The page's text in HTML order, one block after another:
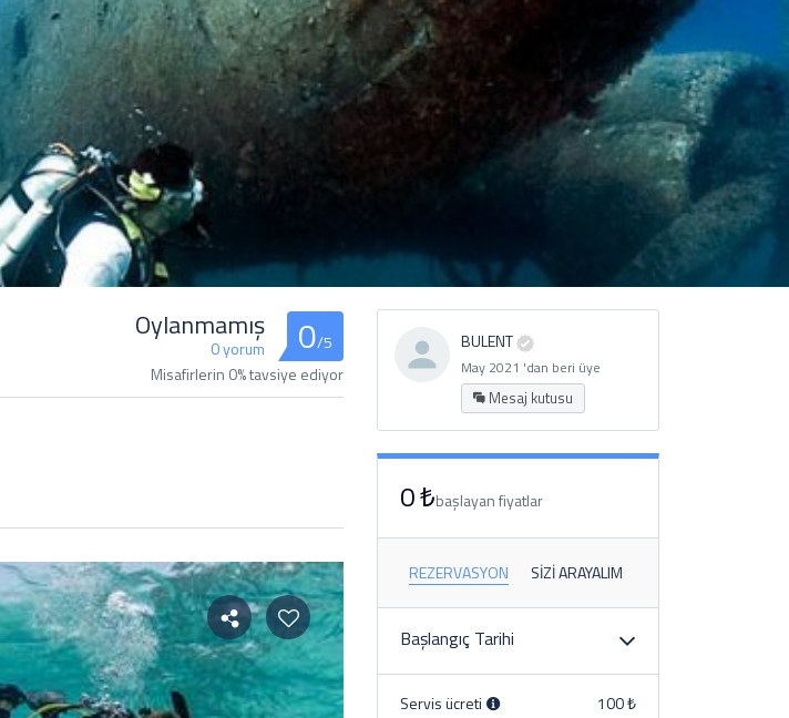
Oylanmamış
0 yorum 0/5
Misafirlerin 0% tavsiye ediyor
BULENT
May 2021 'dan beri üye
Mesaj kutusu
0 ₺başlayan fiyatlar
REZERVASYON SIZI ARAYALIM
Başlangıç ​​Tarihi
Servis ücreti 100 ₺